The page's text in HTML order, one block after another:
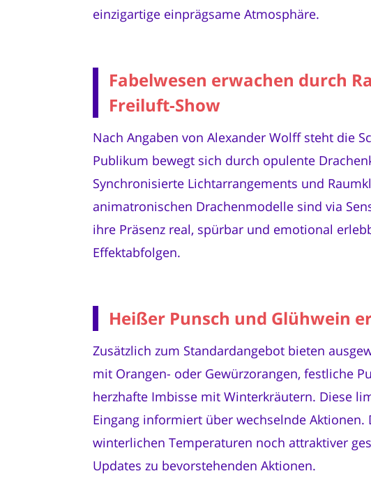
einzigartige einprägsame Atmosphäre.
Fabelwesen erwachen durch
Freiluft-Show
Nach Angaben von Alexander Wolff steht die
Publikum bewegt sich durch opulente
Synchronisierte Lichtarrangements und
animatronischen Drachenmodelle sind via
ihre Präsenz real, spürbar und emotional
Effektabfolgen.
Heißer Punsch und Glühwein
Zusätzlich zum Standardangebot bieten
mit Orangen- oder Gewürzorangen, festliche
herzhafte Imbisse mit Winterkräutern. Diese
Eingang informiert über wechselnde
winterlichen Temperaturen noch attraktiver
Updates zu bevorstehenden Aktionen.